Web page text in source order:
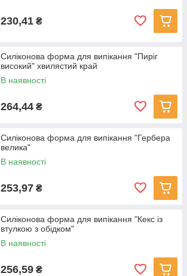
230,41 ₴
Силіконова форма для випікання "Пиріг
високий" хвилястий край
В наявності
264,44 ₴
Силіконова форма для випікання "Гербера
велика"
В наявності
253,97 ₴
Силіконова форма для випікання "Кекс із
втулкою з обідком"
В наявності
256,59 ₴